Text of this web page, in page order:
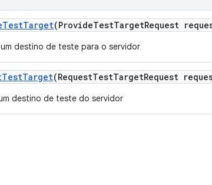
TestTarget(ProvideTestTargetRequest
destino de teste para o servidor
TestTarget(RequestTestTargetRequest
destino de teste do servidor